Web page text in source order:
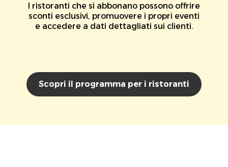
I ristoranti che si abbonano possono offrire
sconti esclusivi, promuovere i propri eventi
e accedere a dati dettagliati sui clienti.
Scopri il programma per i ristoranti